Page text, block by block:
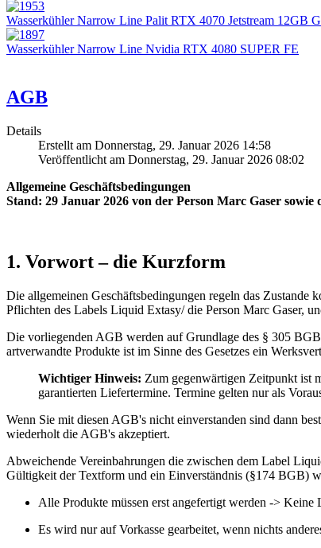
Wasserkühler Narrow Line Palit RTX 4070 Jetstream
Wasserkühler Narrow Line Nvidia RTX 4080 SUPER FE
AGB
Details
Erstellt am Donnerstag, 29. Januar 2026 14:58
Veröffentlicht am Donnerstag, 29. Januar 2026 08:02
Allgemeine Geschäftsbedingungen
Stand: 29 Januar 2026 von der Person Marc Gaser
1. Vorwort – die Kurzform
Die allgemeinen Geschäftsbedingungen regeln das Zustande
Pflichten des Labels Liquid Extasy/ die Person Marc Gaser,
Die vorliegenden AGB werden auf Grundlage des § 305
artverwandte Produkte ist im Sinne des Gesetzes ein
Wichtiger Hinweis: Zum gegenwärtigen Zeitpunkt ist
garantierten Liefertermine. Termine gelten nur als
Wenn Sie mit diesen AGB's nicht einverstanden sind dann
wiederholt die AGB's akzeptiert.
Abweichende Vereinbahrungen die zwischen dem Label
Gültigkeit der Textform und ein Einverständnis (§174 BGB)
Alle Produkte müssen erst angefertigt werden -> Keine
Es wird nur auf Vorkasse gearbeitet, wenn nichts